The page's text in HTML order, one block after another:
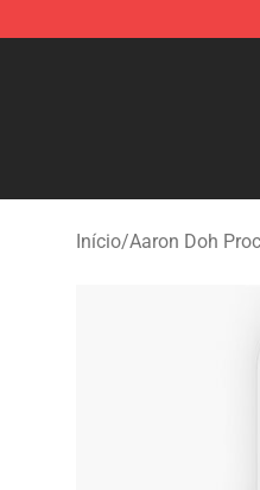
Início/Aaron Doh